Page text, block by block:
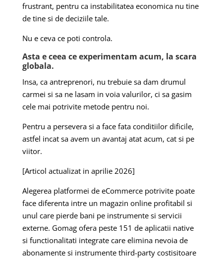
frustrant, pentru ca instabilitatea economica nu tine
de tine si de deciziile tale.
Nu e ceva ce poti controla.
Asta e ceea ce experimentam acum, la scara
globala.
Insa, ca antreprenori, nu trebuie sa dam drumul
carmei si sa ne lasam in voia valurilor, ci sa gasim
cele mai potrivite metode pentru noi.
Pentru a persevera si a face fata conditiilor dificile,
astfel incat sa avem un avantaj atat acum, cat si pe
viitor.
[Articol actualizat in aprilie 2026]
Alegerea platformei de eCommerce potrivite poate
face diferenta intre un magazin online profitabil si
unul care pierde bani pe instrumente si servicii
externe. Gomag ofera peste 151 de aplicatii native
si functionalitati integrate care elimina nevoia de
abonamente si instrumente third-party costisitoare